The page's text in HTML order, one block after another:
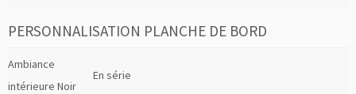
PERSONNALISATION PLANCHE DE BORD
Ambiance
intérieure Noir
En série